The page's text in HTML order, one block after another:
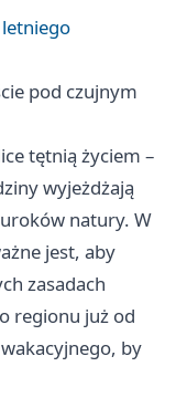
letniego
pod czujnym
tętnią życiem –
wyjeżdżają
natury. W
jest, aby
zasadach
regionu już od
by